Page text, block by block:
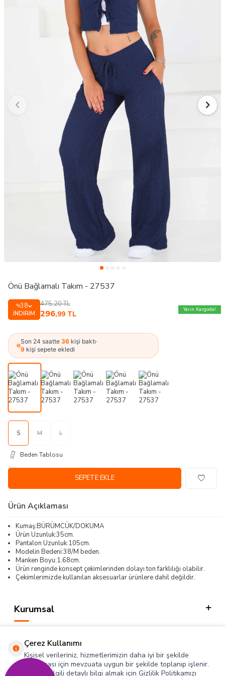
Önü Bağlamalı Takım - 27537
%38
İNDIRIM
475,20TL
296,99 TL
Yarın Kargoda!
Son 24 saatte 36 kişi baktı·
9 kişi sepete ekledi
S M L
Beden Tablosu
SEPETE EKLE
Ürün Açıklaması
Kumaş:BÜRÜMCÜK/DOKUMA
Ürün Uzunluk:35cm.
Pantalon Uzunluk:105cm.
Modelin Bedeni:38/M beden.
Manken Boyu:1.68cm.
Ürün renginde konsept çekimlerinden dolayı ton farklılığı olabilir.
Çekimlerimizde kullanılan aksesuarlar ürünlere dahil değildir.
Kurumsal
Hızlı Erişim
Çerez Kullanımı
Kişisel verileriniz, hizmetlerimizin daha iyi bir şekilde
sunulması için mevzuata uygun bir şekilde toplanıp işlenir.
Konuyla ilgili detaylı bilgi almak için Gizlilik Politikamızı